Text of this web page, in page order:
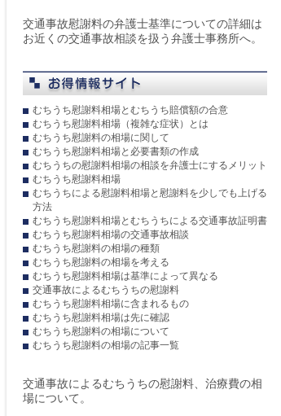
交通事故慰謝料の弁護士基準についての詳細は
お近くの交通事故相談を扱う弁護士事務所へ。
むちうち慰謝料相場とむちうち賠償額の合意
むちうち慰謝料相場（複雑な症状）とは
むちうち慰謝料の相場に関して
むちうち慰謝料相場と必要書類の作成
むちうちの慰謝料相場の相談を弁護士にするメリット
むちうち慰謝料相場
むちうちによる慰謝料相場と慰謝料を少しでも上げる
方法
むちうち慰謝料相場とむちうちによる交通事故証明書
むちうち慰謝料相場の交通事故相談
むちうち慰謝料の相場の種類
むちうち慰謝料の相場を考える
むちうち慰謝料相場は基準によって異なる
交通事故によるむちうちの慰謝料
むちうち慰謝料相場に含まれるもの
むちうち慰謝料相場は先に確認
むちうち慰謝料の相場について
むちうち慰謝料の相場の記事一覧
交通事故によるむちうちの慰謝料、治療費の相
場について。